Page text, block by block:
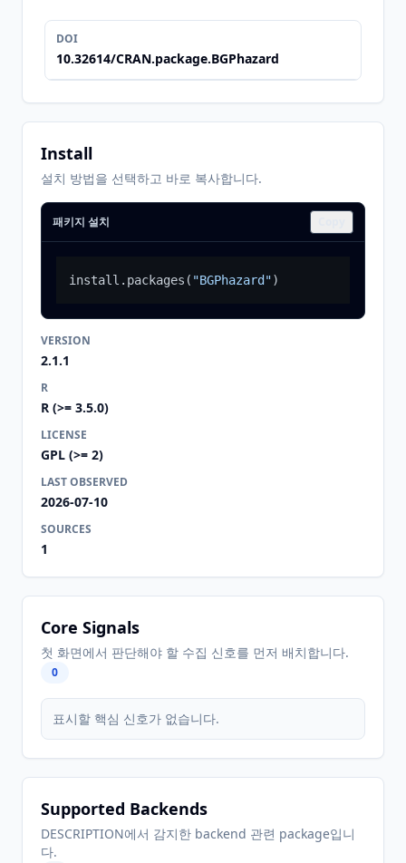
DOI
10.32614/CRAN.package.BGPhazard
Install
설치 방법을 선택하고 바로 복사합니다.
패키지 설치
install.packages ( "BGPhazard")
VERSION
2.1.1
R
R (>= 3.5.0)
LICENSE
GPL (>= 2)
LAST OBSERVED
2026-07-10
SOURCES
1
Core Signals
첫 화면에서 판단해야 할 수집 신호를 먼저 배치합니다.
0
표시할 핵심 신호가 없습니다.
Supported Backends
DESCRIPTION에서 감지한 backend 관련 package입니
다.